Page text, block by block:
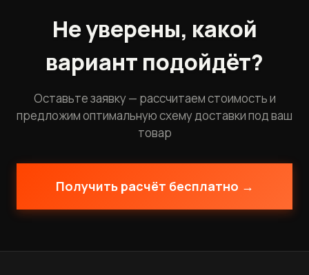
Не уверены, какой
вариант подойдёт?
Оставьте заявку — рассчитаем стоимость и
предложим оптимальную схему доставки под ваш
товар
Получить расчёт бесплатно →